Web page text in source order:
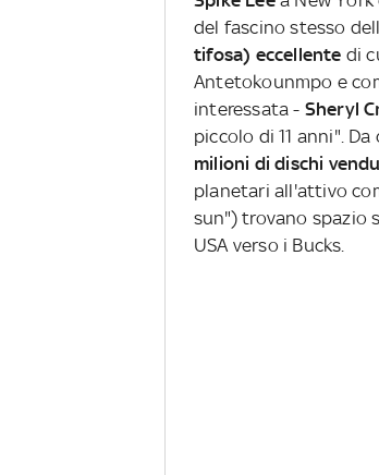
del fascino stesso
tifosa) eccellente di
Antetokounmpo e
interessata - Sheryl
piccolo di 11 anni".
milioni di dischi
planetari all'attivo
sun") trovano spazio
USA verso i Bucks.